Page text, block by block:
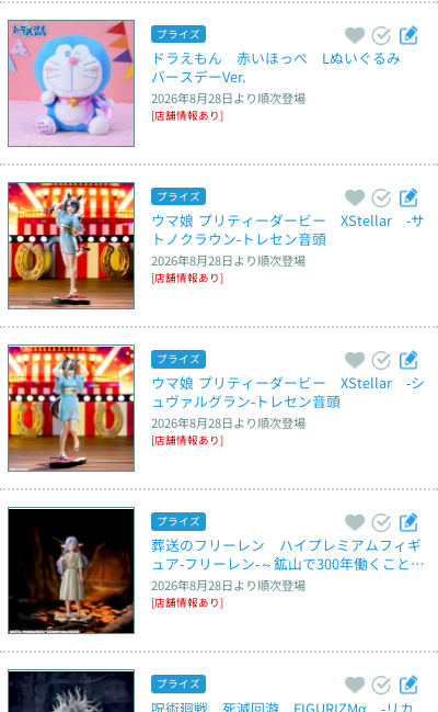
プライズ
ドラえもん　赤いほっぺ　Lぬいぐるみ
バースデーVer.
2026年8月28日より順次登場
[店舗情報あり]
プライズ
ウマ娘 プリティーダービー　XStellar　‐サ
トノクラウン‐トレセン音頭
2026年8月28日より順次登場
[店舗情報あり]
プライズ
ウマ娘 プリティーダービー　XStellar　‐シ
ュヴァルグラン‐トレセン音頭
2026年8月28日より順次登場
[店舗情報あり]
プライズ
葬送のフリーレン　ハイプレミアムフィギ
ュア‐フリーレン‐～鉱山で300年働くことに
なっちゃった～
2026年8月28日より順次登場
[店舗情報あり]
プライズ
呪術廻戦　死滅回游　FIGURIZMα　‐リカ